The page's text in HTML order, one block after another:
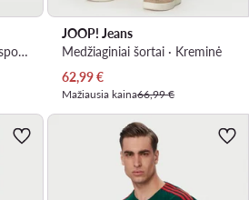
Komplektas: marškiniai ir sportiniai šortai · Tamsiai mėlyna
JOOP! Jeans
Medžiaginiai šortai · Kreminė
Dabartinė kaina
62,99€
Mažiausia kaina66,99 €